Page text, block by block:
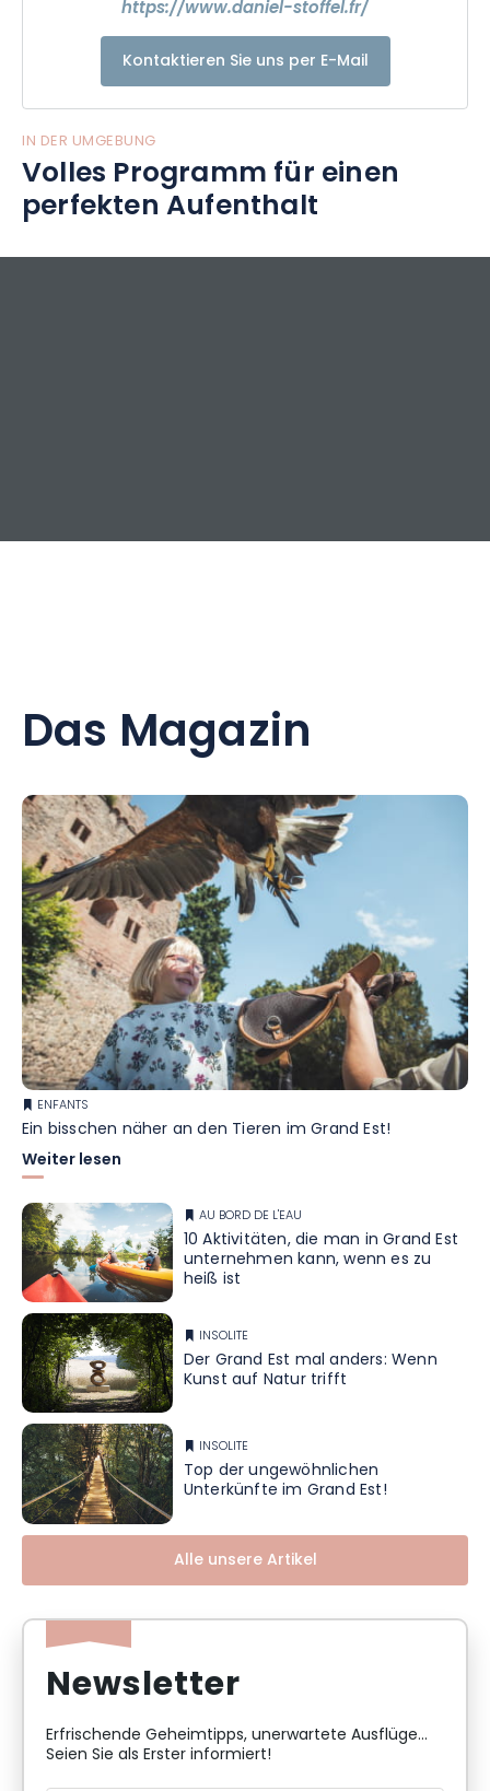
https://www.daniel-stoffel.fr/
Kontaktieren Sie uns per E-Mail
IN DER UMGEBUNG
Volles Programm für einen
perfekten Aufenthalt
Das Magazin
ENFANTS
Ein bisschen näher an den Tieren im Grand Est!
Weiter lesen
AU BORD DE L'EAU
10 Aktivitäten, die man in Grand Est
unternehmen kann, wenn es zu
heiß ist
INSOLITE
Der Grand Est mal anders: Wenn
Kunst auf Natur trifft
INSOLITE
Top der ungewöhnlichen
Unterkünfte im Grand Est!
Alle unsere Artikel
Newsletter
Erfrischende Geheimtipps, unerwartete Ausflüge...
Seien Sie als Erster informiert!